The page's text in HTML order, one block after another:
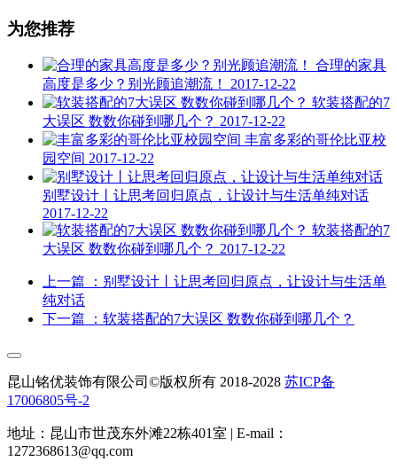
为您推荐
合理的家具
高度是多少？别光顾追潮流！
2017-12-22
软装搭配的7
大误区 数数你碰到哪几个？ 2017-12-22
丰富多彩的哥伦比亚校
园空间 2017-12-22
别墅设计丨让思考回归原点，让设计与生活单纯对话
2017-12-22
软装搭配的7
大误区 数数你碰到哪几个？ 2017-12-22
上一篇
：别墅设计丨让思考回归原点，让设计与生活单
纯对话
下一篇
：软装搭配的7大误区 数数你碰到哪几个？
昆山铭优装饰有限公司©版权所有 2018-2028 苏ICP备
17006805号-2
地址：昆山市世茂东外滩22栋401室 | E-mail：
1272368613@qq.com